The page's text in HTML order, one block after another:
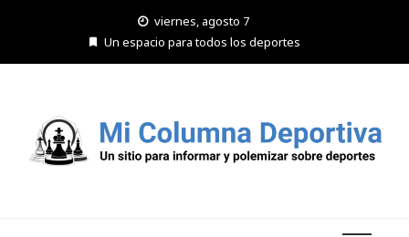
viernes, agosto 7
Un espacio para todos los deportes